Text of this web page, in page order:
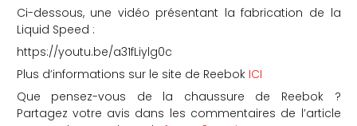
Ci-dessous, une vidéo présentant la fabrication de la
Liquid Speed :
https://youtu.be/a31fLiylg0c
Plus d’informations sur le site de Reebok ICI
Que pensez-vous de la chaussure de Reebok ?
Partagez votre avis dans les commentaires de l’article